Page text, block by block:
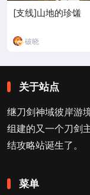
[支线]山地的珍馐
破晓
关于站点
继刀剑神域彼岸游
组建的又一个刀剑
结攻略站诞生了。
菜单